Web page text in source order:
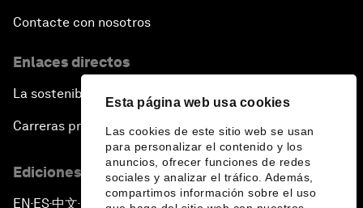
Esta página web usa cookies
Las cookies de este sitio web se usan
para personalizar el contenido y los
anuncios, ofrecer funciones de redes
sociales y analizar el tráfico. Además,
compartimos información sobre el uso
Contacte con nosotros
Enlaces directos
La sostenibilidad en el Foro
Carreras profesionales
Ediciones en otros idiomas
EN ▪ES▪中文▪ 日本語